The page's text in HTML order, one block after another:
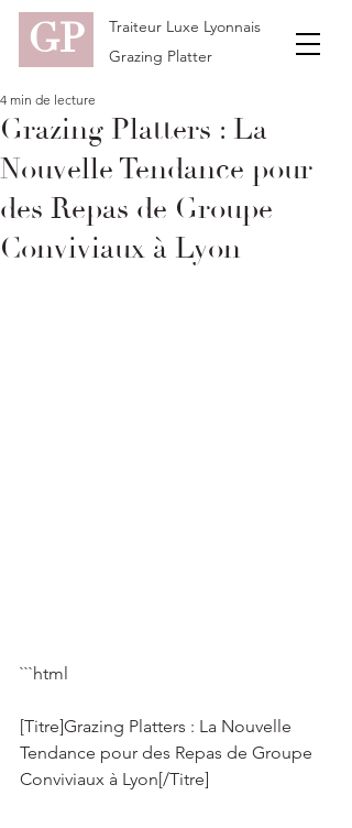
GP
Traiteur Luxe Lyonnais
Grazing Platter
Grazing Platters : La
Nouvelle Tendance pour
des Repas de Groupe
Conviviaux à Lyon
4 min de lecture
```html
[Titre]Grazing Platters : La Nouvelle
Tendance pour des Repas de Groupe
Conviviaux à Lyon[/Titre]